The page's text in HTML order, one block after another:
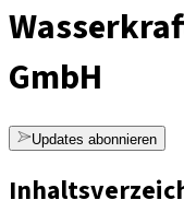
GmbH
Updates abonnieren